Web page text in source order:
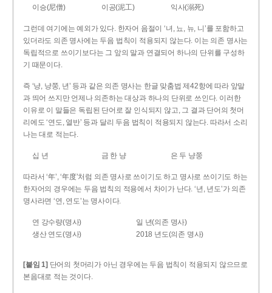
이승(尼僧)
이공(泥工) 익사(溺死)
그런데 여기에는 예외가 있다. 한자어 음절이 ‘녀, 뇨, 뉴, 니’를 포함하고
있더라도 의존 명사에는 두음 법칙이 적용되지 않는다. 이는 의존 명사는
독립적으로 쓰이기보다는 그 앞의 말과 연결되어 하나의 단위를 구성하
기 때문이다.
즉 ‘냥, 냥쭝, 년’ 등과 같은 의존 명사는 한글 맞춤법 제42항에 따라 앞말
과 띄어 쓰지만 언제나 의존하는 대상과 하나의 단위로 쓰인다. 이러한
이유로 이 말들은 독립된 단어로 잘 인식되지 않고, 그 결과 단어의 첫머
리에도 ‘연도, 열반’ 등과 달리 두음 법칙이 적용되지 않는다. 따라서 소리
나는 대로 적는다.
십 년 금 한 냥 은 두 냥쭝
따라서 ‘年’, ‘年度’처럼 의존 명사로 쓰이기도 하고 명사로 쓰이기도 하는
한자어의 경우에는 두음 법칙의 적용에서 차이가 난다. ‘년, 년도’가 의존
명사라면 ‘연, 연도’는 명사이다.
연 강수량(명사)
일 년(의존 명사)
생산 연도(명사)
2018 년도(의존 명사)
[붙임 1] 단어의 첫머리가 아닌 경우에는 두음 법칙이 적용되지 않으므로
본음대로 적는 것이다.